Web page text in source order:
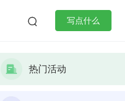
 写点什么
热门活动